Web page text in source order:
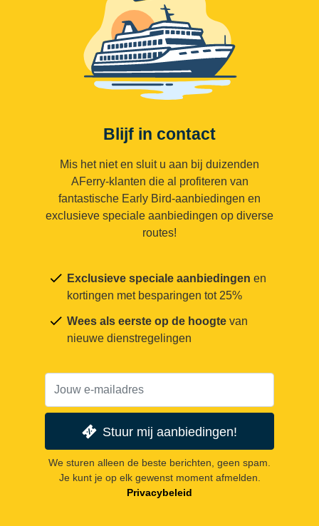
Blijf in contact
Mis het niet en sluit u aan bij duizenden
AFerry-klanten die al profiteren van
fantastische Early Bird-aanbiedingen en
exclusieve speciale aanbiedingen op diverse
routes!
Exclusieve speciale aanbiedingen en
kortingen met besparingen tot 25%
Wees als eerste op de hoogte van
nieuwe dienstregelingen
Stuur mij aanbiedingen!
We sturen alleen de beste berichten, geen spam.
Je kunt je op elk gewenst moment afmelden.
Privacybeleid